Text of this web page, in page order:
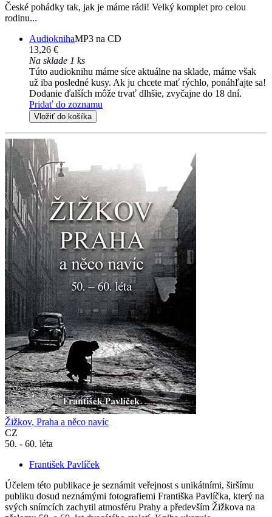
České pohádky tak, jak je máme rádi! Velký komplet pro celou
rodinu...
AudioknihaMP3 na CD
13,26 €
Na sklade 1 ks
Túto audioknihu máme síce aktuálne na sklade, máme však
už iba posledné kusy. Ak ju chcete mať rýchlo, ponáhľajte sa!
Dodanie ďalších môže trvať dlhšie, zvyčajne do 18 dní.
Pridať do zoznamu
Vložiť do košíka
Žižkov, Praha a něco navíc
CZ
50. - 60. léta
František Pavlíček
Účelem této publikace je seznámit veřejnost s unikátními, širšímu
publiku dosud neznámými fotografiemi Františka Pavlíčka, který na
svých snímcích zachytil atmosféru Prahy a především Žižkova na